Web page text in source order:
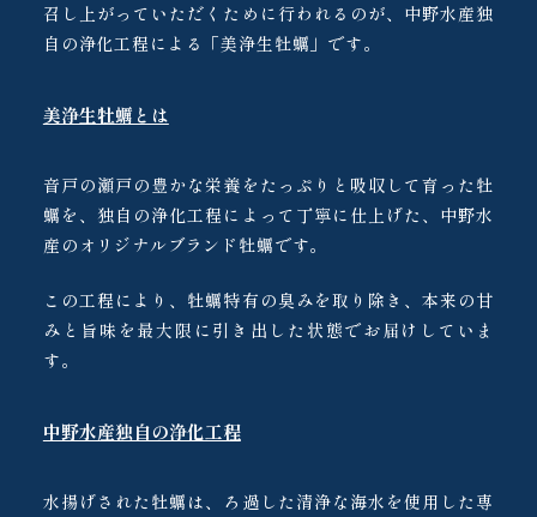
召し上がっていただくために行われるのが、中野水産独
自の浄化工程による「美浄生牡蠣」です。
美浄生牡蠣とは
音戸の瀬戸の豊かな栄養をたっぷりと吸収して育った牡
蠣を、独自の浄化工程によって丁寧に仕上げた、中野水
産のオリジナルブランド牡蠣です。
この工程により、牡蠣特有の臭みを取り除き、本来の甘
みと旨味を最大限に引き出した状態でお届けしていま
す。
中野水産独自の浄化工程
水揚げされた牡蠣は、ろ過した清浄な海水を使用した専